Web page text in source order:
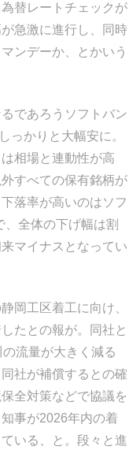
替レートチェックが
急激に進行し、同時
ンデーか、とかいう
であろうソフトバン
っかりと大幅安に。
相場と連動性が高
すべての保有銘柄が
落率が高いのはソフ
、全体の下げ幅は割
マイナスとなってい
岡工区着工に向け、
たとの報が。同社と
流量が大きく減る
社が補償するとの確
全対策などで協議を
事が2026年内の着
いる、と。段々と進